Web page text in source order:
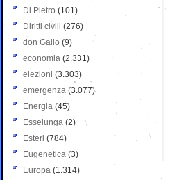
Di Pietro (101)
Diritti civili (276)
don Gallo (9)
economia (2.331)
elezioni (3.303)
emergenza (3.077)
Energia (45)
Esselunga (2)
Esteri (784)
Eugenetica (3)
Europa (1.314)